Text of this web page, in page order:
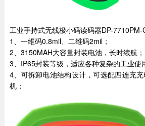
工业手持式无线极小码读码器DP-7710PM-
1、一维码0.8mil、二维码2mil；
2、3150MAH大容量封装电池，长时续航；
3、IP65封装等级，适应各种复杂的工业使
4、可拆卸电池结构设计，可选配四连充
机；